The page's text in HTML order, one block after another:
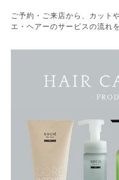
ご予約・ご来店から、カット
エ・ヘアーのサービスの流れ